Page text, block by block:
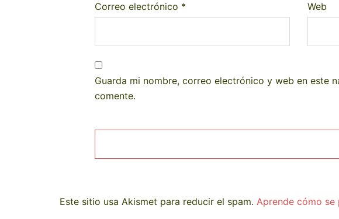
Correo electrónico * Web
Guarda mi nombre, correo electrónico y web en este
comente.
Este sitio usa Akismet para reducir el spam. Aprende cómo